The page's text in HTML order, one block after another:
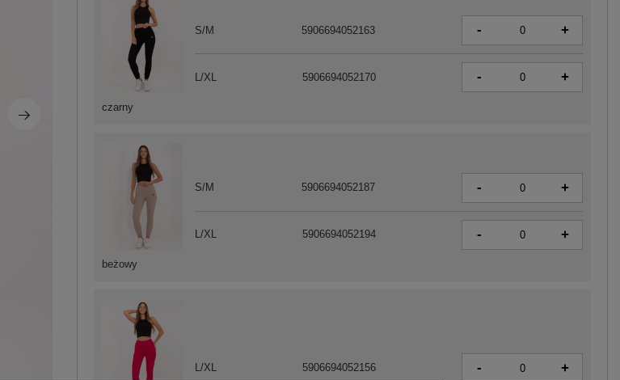
beżowy
S/M 5906694052187 - +
L/XL 5906694052194 - +
L/XL 5906694052156 - +
czarny
S/M 5906694052163 - +
L/XL 5906694052170 - +